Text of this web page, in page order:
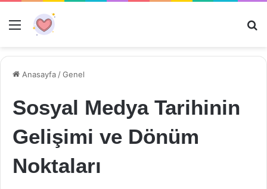
Menü
Anasayfa /Genel
Sosyal Medya Tarihinin
Gelişimi ve Dönüm
Noktaları